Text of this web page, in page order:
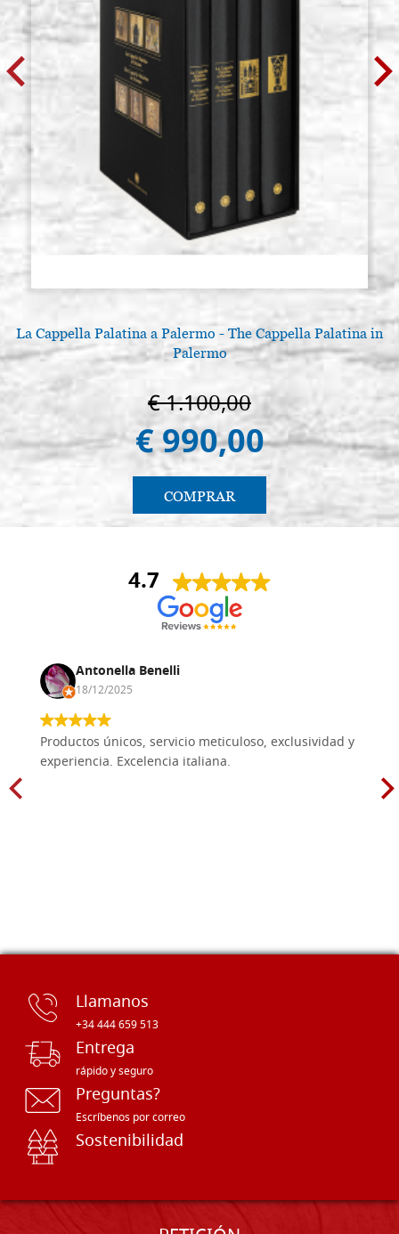
La Cappella Palatina a Palermo - The Cappella Palatina in
Palermo
€ 1.100,00
€ 990,00
COMPRAR
4.7
Antonella Benelli
18/12/2025
Productos únicos, servicio meticuloso, exclusividad y
experiencia. Excelencia italiana.
Llamanos
+34 444 659 513
Entrega
rápido y seguro
Preguntas?
Escríbenos por correo
Sostenibilidad